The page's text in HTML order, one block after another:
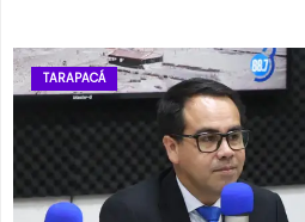
TARAPACÁ